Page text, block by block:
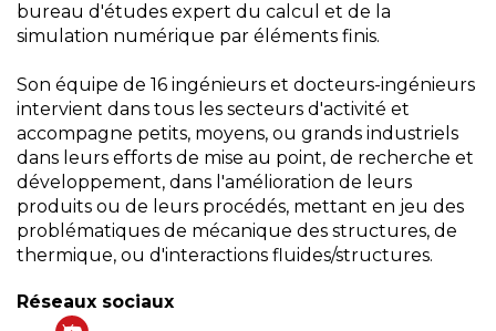
bureau d'études expert du calcul et de la
simulation numérique par éléments finis.
Son équipe de 16 ingénieurs et docteurs-ingénieurs
intervient dans tous les secteurs d'activité et
accompagne petits, moyens, ou grands industriels
dans leurs efforts de mise au point, de recherche et
développement, dans l'amélioration de leurs
produits ou de leurs procédés, mettant en jeu des
problématiques de mécanique des structures, de
thermique, ou d'interactions fluides/structures.
Réseaux sociaux